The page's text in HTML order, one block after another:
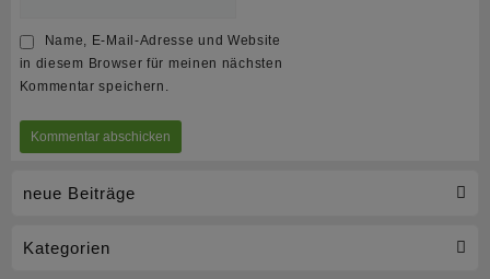
neue Beiträge
Kategorien
Name, E-Mail-Adresse und Website
in diesem Browser für meinen nächsten
Kommentar speichern.